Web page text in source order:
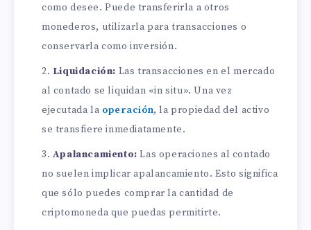
como desee. Puede transferirla a otros
monederos, utilizarla para transacciones o
conservarla como inversión.
Liquidación: Las transacciones en el mercado
al contado se liquidan «in situ». Una vez
ejecutada la operación, la propiedad del activo
se transfiere inmediatamente.
Apalancamiento: Las operaciones al contado
no suelen implicar apalancamiento. Esto significa
que sólo puedes comprar la cantidad de
criptomoneda que puedas permitirte.